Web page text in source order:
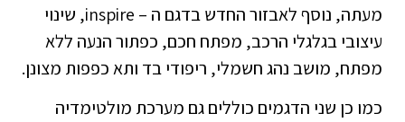
מעתה, נוסף לאבזור החדש בדגם ה – inspire, שינוי
עיצובי בגלגלי הרכב, מפתח חכם, כפתור הנעה ללא
מפתח, מושב נהג חשמלי, ריפודי בד ותא כפפות מצונן.
כמו כן שני הדגמים כוללים גם מערכת מולטימדיה